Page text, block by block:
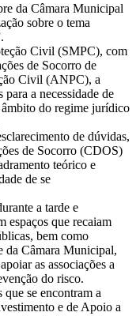
da Câmara Municipal
sobre o tema
Civil (SMPC), com
de Socorro de
Civil (ANPC), a
a necessidade de
do regime jurídico
de dúvidas,
de Socorro (CDOS)
teórico e
de se
a tarde e
espaços que recaiam
bem como
da Câmara Municipal,
as associações a
do risco.
se encontram a
e de Apoio a